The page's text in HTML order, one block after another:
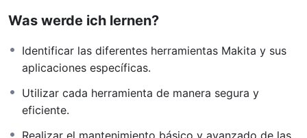
Was werde ich lernen?
Identificar las diferentes herramientas Makita y sus
aplicaciones específicas.
Utilizar cada herramienta de manera segura y
eficiente.
Realizar el mantenimiento básico y avanzado de las